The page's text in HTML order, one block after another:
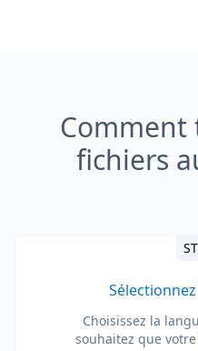
Comment
fichiers
Choisissez la
souhaitez que